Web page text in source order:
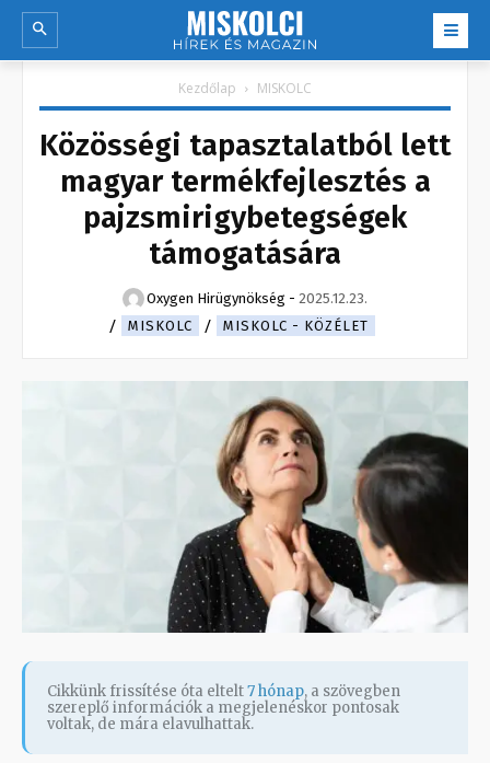
Kezdőlap MISKOLC
Közösségi tapasztalatból lett
magyar termékfejlesztés a
pajzsmirigybetegségek
támogatására
Oxygen Hirügynökség - 2025.12.23.
MISKOLC
MISKOLC - KÖZÉLET
Cikkünk frissítése óta eltelt7 hónap, a szövegben
szereplő információk a megjelenéskor pontosak
voltak, de mára elavulhattak.